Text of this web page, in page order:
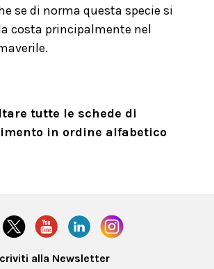
se di norma questa specie si
costa principalmente nel
tutte le schede di
in ordine alfabetico
alla Newsletter